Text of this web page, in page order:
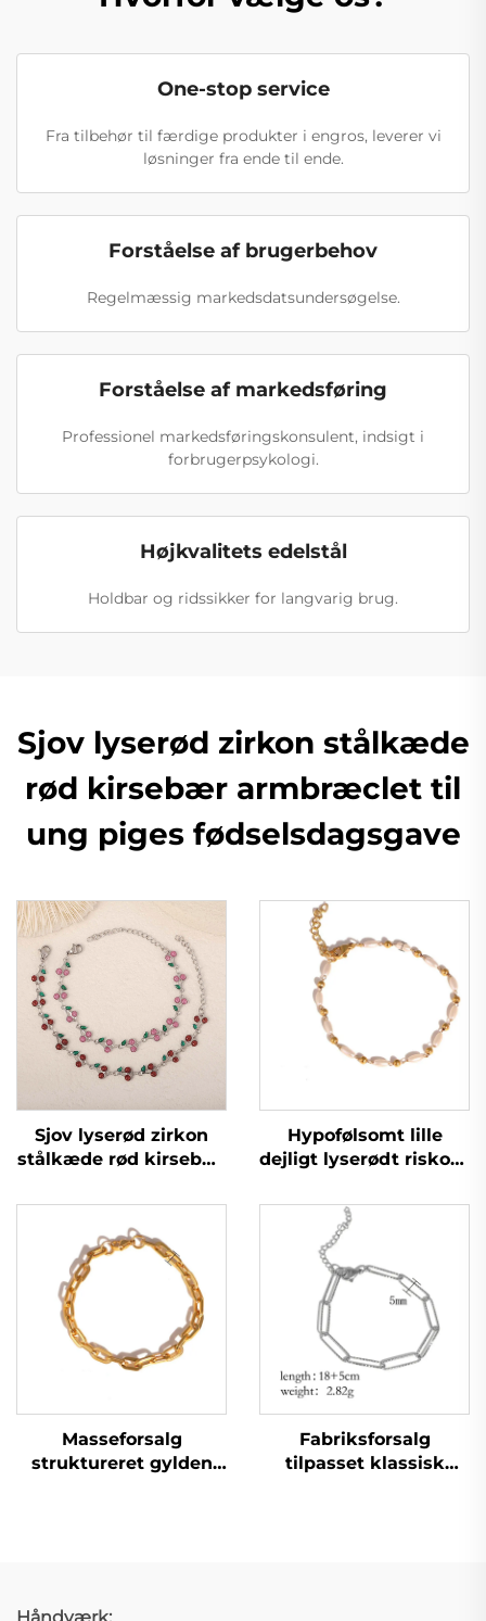
One-stop service
Fra tilbehør til færdige produkter i engros, leverer vi
løsninger fra ende til ende.
Forståelse af brugerbehov
Regelmæssig markedsdatsundersøgelse.
Forståelse af markedsføring
Professionel markedsføringskonsulent, indsigt i
forbrugerpsykologi.
Højkvalitets edelstål
Holdbar og ridssikker for langvarig brug.
Sjov lyserød zirkon stålkæde
rød kirsebær armbræclet til
ung piges fødselsdagsgave
Sjov lyserød zirkon
stålkæde rød kirsebær
piges fødselsdagsgave
Hypofølsomt lille
dejligt lyserødt riskorn
datter
Masseforsalg
struktureret gylden
Fabriksforsalg
tilpasset klassisk